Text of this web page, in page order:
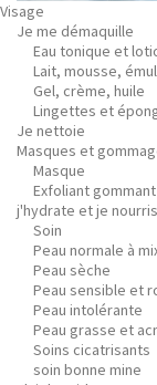
Visage
Je me démaquille
Eau tonique et
Lait, mousse,
Gel, crème, huile
Lingettes et
Je nettoie
Masques et
Masque
Exfoliant gommant
j'hydrate et je nourris
Soin
Peau normale à
Peau sèche
Peau sensible et
Peau intolérante
Peau grasse et
Soins cicatrisants
soin bonne mine